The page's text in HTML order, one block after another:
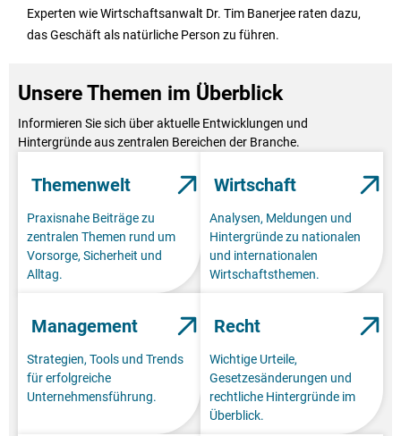
Experten wie Wirtschaftsanwalt Dr. Tim Banerjee raten dazu,
das Geschäft als natürliche Person zu führen.
Unsere Themen im Überblick
Informieren Sie sich über aktuelle Entwicklungen und
Hintergründe aus zentralen Bereichen der Branche.
Themenwelt
Praxisnahe Beiträge zu
zentralen Themen rund um
Vorsorge, Sicherheit und
Alltag.
Wirtschaft
Analysen, Meldungen und
Hintergründe zu nationalen
und internationalen
Wirtschaftsthemen.
Management
Strategien, Tools und Trends
für erfolgreiche
Unternehmensführung.
Recht
Wichtige Urteile,
Gesetzesänderungen und
rechtliche Hintergründe im
Überblick.